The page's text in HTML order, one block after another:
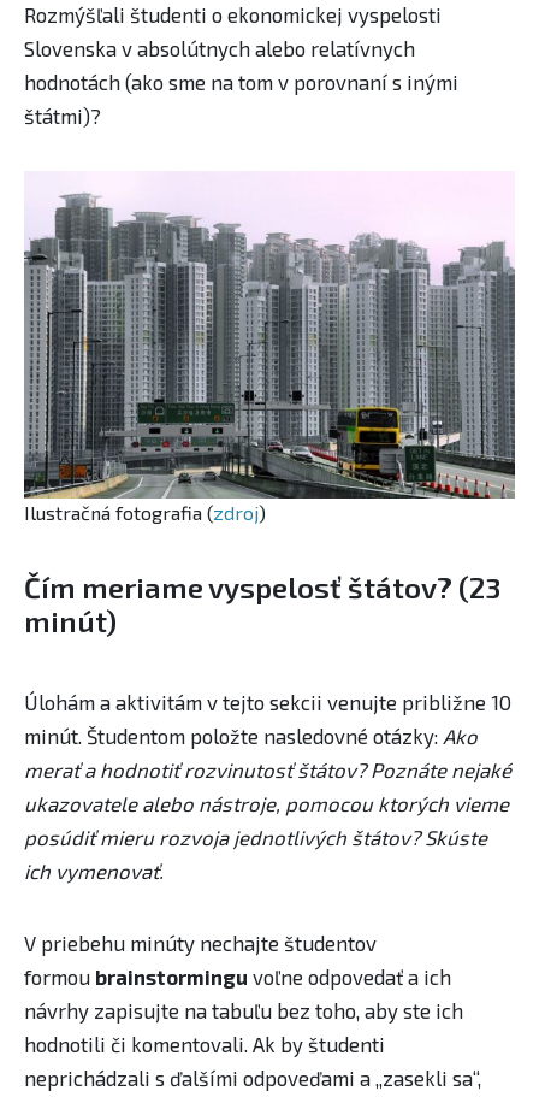
Rozmýšľali študenti ​o ekonomickej vyspelosti
Slovenska v absolútnych alebo relatívnych
hodnotách (ako sme ​na tom v porovnaní s inými
štátmi)?
Ilustračná fotografia (zdroj)
Čím meriame vyspelosť štátov? (23
minút)
Úlohám a aktivitám v tejto sekcii venujte približne 10
minút. Študentom položte nasledovné otázky: Ako
merať a hodnotiť rozvinutosť štátov? ​Poznáte nejaké
ukazovatele alebo nástroje, pomocou ktorých vieme
posúdiť mieru rozvoja jednotlivých štátov? Skúste
ich vymenovať.
V priebehu minúty nechajte študentov
formou brainstormingu voľne odpovedať ​a ich
návrhy zapisujte na tabuľu bez toho, aby ste ich
hodnotili či komentovali. ​Ak by študenti
neprichádzali s ďalšími odpoveďami a „zasekli sa“,